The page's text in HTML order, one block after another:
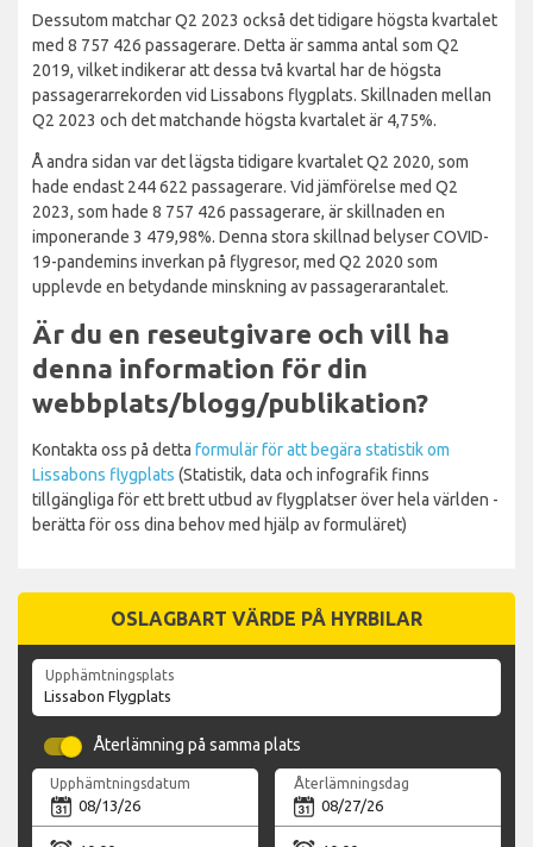
Dessutom matchar Q2 2023 också det tidigare högsta kvartalet
med 8 757 426 passagerare. Detta är samma antal som Q2
2019, vilket indikerar att dessa två kvartal har de högsta
passagerarrekorden vid Lissabons flygplats. Skillnaden mellan
Q2 2023 och det matchande högsta kvartalet är 4,75%.
Å andra sidan var det lägsta tidigare kvartalet Q2 2020, som
hade endast 244 622 passagerare. Vid jämförelse med Q2
2023, som hade 8 757 426 passagerare, är skillnaden en
imponerande 3 479,98%. Denna stora skillnad belyser COVID-
19-pandemins inverkan på flygresor, med Q2 2020 som
upplevde en betydande minskning av passagerarantalet.
Är du en reseutgivare och vill ha
denna information för din
webbplats/blogg/publikation?
Kontakta oss på detta formulär för att begära statistik om
Lissabons flygplats (Statistik, data och infografik finns
tillgängliga för ett brett utbud av flygplatser över hela världen -
berätta för oss dina behov med hjälp av formuläret)
OSLAGBART VÄRDE PÅ HYRBILAR
Upphämtningsplats
Återlämning på samma plats
Upphämtningsdatum Återlämningsdag